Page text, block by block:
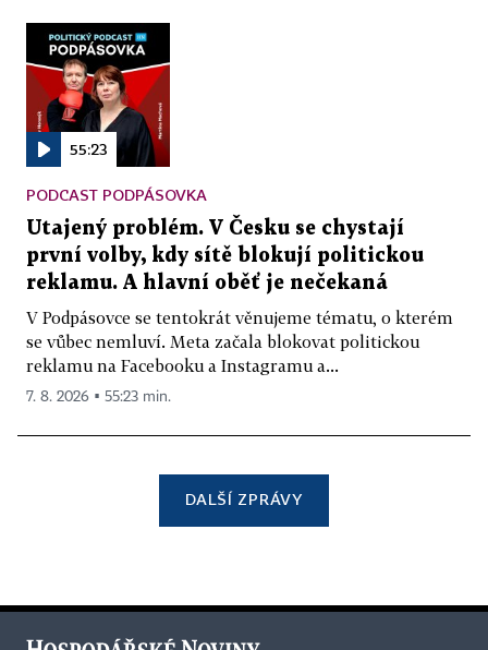
55:23
PODCAST PODPÁSOVKA
Utajený problém. V Česku se chystají
první volby, kdy sítě blokují politickou
reklamu. A hlavní oběť je nečekaná
V Podpásovce se tentokrát věnujeme tématu, o kterém
se vůbec nemluví. Meta začala blokovat politickou
reklamu na Facebooku a Instagramu a...
7. 8. 2026 ▪ 55:23 min.
DALŠÍ ZPRÁVY